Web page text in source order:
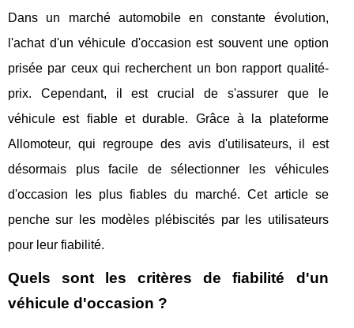
Dans un marché automobile en constante évolution,
l'achat d'un véhicule d'occasion est souvent une option
prisée par ceux qui recherchent un bon rapport qualité-
prix. Cependant, il est crucial de s'assurer que le
véhicule est fiable et durable. Grâce à la plateforme
Allomoteur, qui regroupe des avis d'utilisateurs, il est
désormais plus facile de sélectionner les véhicules
d'occasion les plus fiables du marché. Cet article se
penche sur les modèles plébiscités par les utilisateurs
pour leur fiabilité.
Quels sont les critères de fiabilité d'un
véhicule d'occasion ?